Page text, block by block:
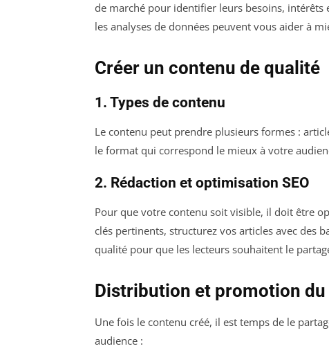
de marché pour identifier leurs besoins,
les analyses de données peuvent vous aider à
Créer un contenu de qualité
1. Types de contenu
Le contenu peut prendre plusieurs formes :
le format qui correspond le mieux à votre
2. Rédaction et optimisation SEO
Pour que votre contenu soit visible, il doit être
clés pertinents, structurez vos articles avec des
qualité pour que les lecteurs souhaitent le
Distribution et promotion
Une fois le contenu créé, il est temps de le
audience :